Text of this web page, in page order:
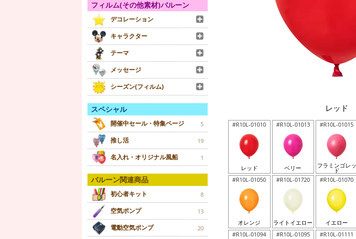
フィルム(その他素材)バルーン
デコレーション
キャラクター
テーマ
メッセージ
シーズン(フィルム)
スペシャル
開催中セール・特集ページ 5
推し活 19
名入れ・オリジナル風船 1
バルーン関連商品
初心者キット 8
空気ポンプ 13
電動空気ポンプ 20
レッド
#R10L-01010
レッド
#R10L-01013
ベリー
#R10L-01015
フラミンゴレッ
ド
#R10L-01050
オレンジ
#R10L-01720
ライトイエロー
#R10L-01070
イエロー
#R10L-01094
#R10L-01095 #R10L-01111